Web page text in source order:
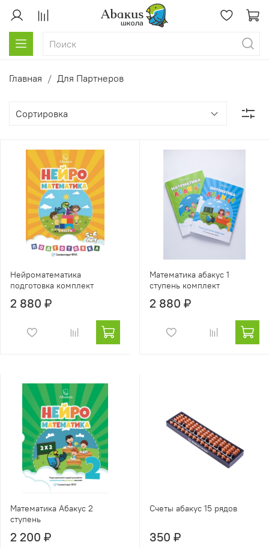
Главная Для Партнеров
Нейроматематика
подготовка комплект
2 880 ₽
Математика абакус 1
ступень комплект
2 880 ₽
Математика Абакус 2
ступень
2 200 ₽
Счеты абакус 15 рядов
350 ₽